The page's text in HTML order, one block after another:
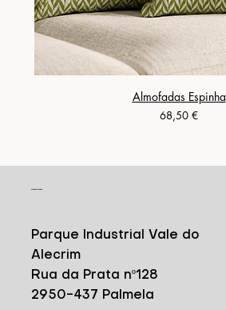
Almofadas Espinha
Preço
68,50 €
CONTACTO
Parque Industrial Vale do
Alecrim
Rua da Prata nº128
2950-437 Palmela